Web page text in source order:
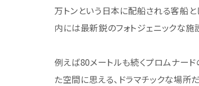
万トンという日本に配船される客船
内には最新鋭のフォトジェニックな施
例えば80メートルも続くプロムナー
た空間に思える、ドラマチックな場所だ